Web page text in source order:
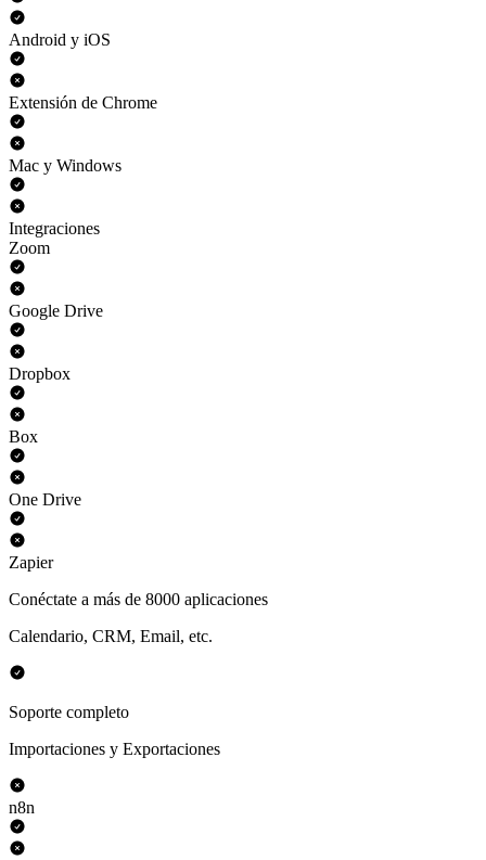
Android y iOS
Extensión de Chrome
Mac y Windows
Integraciones
Zoom
Google Drive
Dropbox
Box
One Drive
Zapier
Conéctate a más de 8000 aplicaciones
Calendario, CRM, Email, etc.
Soporte completo
Importaciones y Exportaciones
n8n